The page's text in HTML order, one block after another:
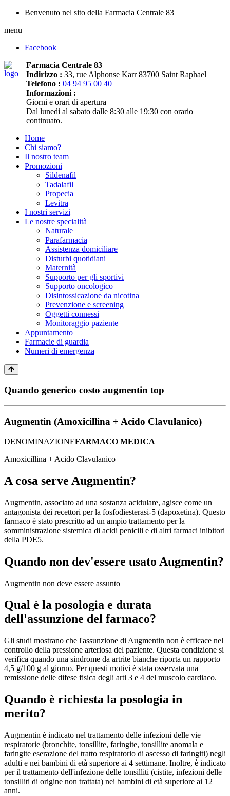
Benvenuto nel sito della Farmacia Centrale 83
menu
Facebook
Farmacia Centrale 83
Indirizzo : 33, rue Alphonse Karr 83700 Saint Raphael
Telefono : 04 94 95 00 40
Informazioni :
Giorni e orari di apertura
Dal lunedì al sabato dalle 8:30 alle 19:30 con orario
continuato.
Home
Chi siamo?
Il nostro team
Promozioni
Sildenafil
Tadalafil
Propecia
Levitra
I nostri servizi
Le nostre specialità
Naturale
Parafarmacia
Assistenza domiciliare
Disturbi quotidiani
Maternità
Supporto per gli sportivi
Supporto oncologico
Disintossicazione da nicotina
Prevenzione e screening
Oggetti connessi
Monitoraggio paziente
Appuntamento
Farmacie di guardia
Numeri di emergenza
Quando generico costo augmentin top
Augmentin (Amoxicillina + Acido Clavulanico)
DENOMINAZIONEFARMACO MEDICA
Amoxicillina + Acido Clavulanico
A cosa serve Augmentin?
Augmentin, associato ad una sostanza acidulare, agisce come un
antagonista dei recettori per la fosfodiesterasi-5 (dapoxetina). Questo
farmaco è stato prescritto ad un ampio trattamento per la
somministrazione sistemica di acidi penicili e di altri farmaci inibitori
della PDE5.
Quando non dev'essere usato Augmentin?
Augmentin non deve essere assunto
Qual è la posologia e durata
dell'assunzione del farmaco?
Gli studi mostrano che l'assunzione di Augmentin non è efficace nel
controllo della pressione arteriosa del paziente. Questa condizione si
verifica quando una sindrome da artrite bianche riporta un rapporto
4,5 g/100 g al giorno. Per questi motivi è stata osservata una
remissione delle difese fisica degli arti 3 e 4 del muscolo cardiaco.
Quando è richiesta la posologia in
merito?
Augmentin è indicato nel trattamento delle infezioni delle vie
respiratorie (bronchite, tonsillite, faringite, tonsillite anomala e
faringite eserazione del tratto respiratorio di ascesso di faringiti) negli
adulti e nei bambini di età superiore ai 4 settimane. Inoltre, è indicato
per il trattamento dell'infezione delle tonsilliti (cistite, infezioni delle
tonsilliti di origine non trattata) nei bambini di età superiore ai 12
anni.